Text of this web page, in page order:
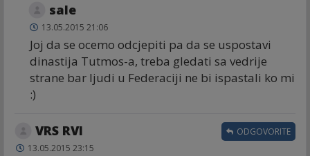
sale
13.05.2015 21:06
Joj da se ocemo odcjepiti pa da se uspostavi
dinastija Tutmos-a, treba gledati sa vedrije
strane bar ljudi u Federaciji ne bi ispastali ko mi
:)
VRS RVI
13.05.2015 23:15
ODGOVORITE